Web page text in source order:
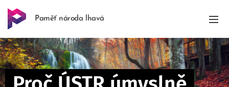
Paměť národa lhavá